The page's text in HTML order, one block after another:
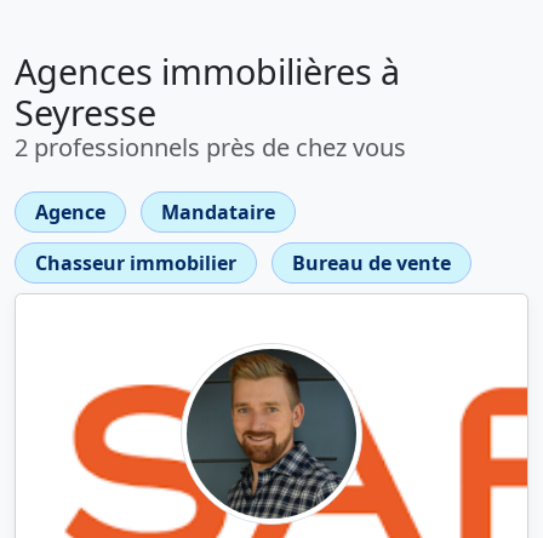
Agences immobilières à
Seyresse
2 professionnels près de chez vous
Agence
Mandataire
Chasseur immobilier
Bureau de vente